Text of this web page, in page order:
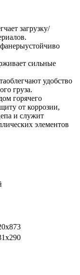
загрузку/
сильные
удобство
груза.
горячего
от коррозии,
и служит
элементов